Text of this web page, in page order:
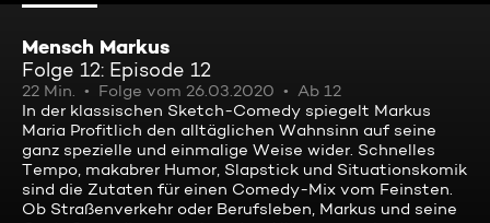
Mensch Markus
Folge 12: Episode 12
22 Min. Folge vom 26.03.2020
Ab 12
In der klassischen Sketch-Comedy spiegelt Markus
Maria Profitlich den alltäglichen Wahnsinn auf seine
ganz spezielle und einmalige Weise wider. Schnelles
Tempo, makabrer Humor, Slapstick und Situationskomik
sind die Zutaten für einen Comedy-Mix vom Feinsten.
Ob Straßenverkehr oder Berufsleben, Markus und seine